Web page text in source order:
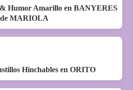
Humor Amarillo en BANYERES
de MARIOLA
Hinchables en ORITO